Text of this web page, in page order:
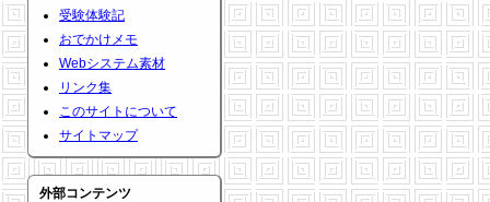
受験体験記
おでかけメモ
Webシステム素材
リンク集
このサイトについて
サイトマップ
外部コンテンツ